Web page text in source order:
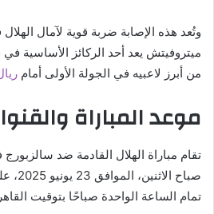
وتُعد هذه الإصابة ضربة قوية لآمال
ميتروفيتش يعد أحد الركائز الأساسية
من أبرز لاعبيه في الجولة الأولى أمام
موعد المباراة
تقام مباراة الهلال القادمة ضد
صباح
تمام الساعة الواحدة صباحًا بتوقيت